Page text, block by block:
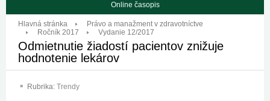
Online časopis
Hlavná stránka
Právo a manažment v zdravotníctve
Ročník 2017
Vydanie 12/2017
Odmietnutie žiadostí pacientov znižuje
hodnotenie lekárov
Rubrika: Trendy